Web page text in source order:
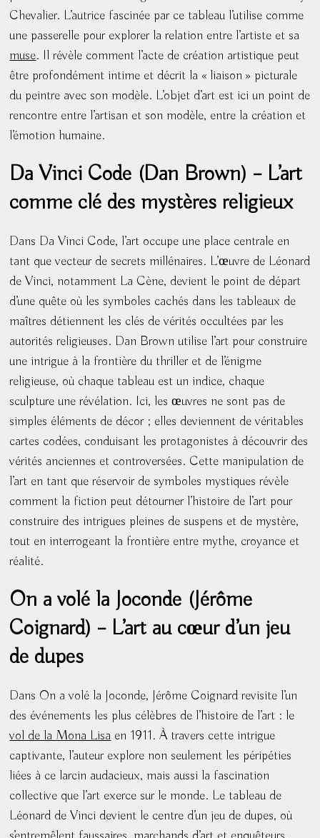
Chevalier. L’autrice fascinée par ce tableau l’utilise comme
une passerelle pour explorer la relation entre l’artiste et sa
muse. Il révèle comment l’acte de création artistique peut
être profondément intime et décrit la « liaison » picturale
du peintre avec son modèle. L’objet d’art est ici un point de
rencontre entre l’artisan et son modèle, entre la création et
l’émotion humaine.
Da Vinci Code (Dan Brown) – L’art
comme clé des mystères religieux
Dans Da Vinci Code, l’art occupe une place centrale en
tant que vecteur de secrets millénaires. L’œuvre de Léonard
de Vinci, notamment La Cène, devient le point de départ
d’une quête où les symboles cachés dans les tableaux de
maîtres détiennent les clés de vérités occultées par les
autorités religieuses. Dan Brown utilise l’art pour construire
une intrigue à la frontière du thriller et de l’énigme
religieuse, où chaque tableau est un indice, chaque
sculpture une révélation. Ici, les œuvres ne sont pas de
simples éléments de décor ; elles deviennent de véritables
cartes codées, conduisant les protagonistes à découvrir des
vérités anciennes et controversées. Cette manipulation de
l’art en tant que réservoir de symboles mystiques révèle
comment la fiction peut détourner l’histoire de l’art pour
construire des intrigues pleines de suspens et de mystère,
tout en interrogeant la frontière entre mythe, croyance et
réalité.
On a volé la Joconde (Jérôme
Coignard) – L’art au cœur d’un jeu
de dupes
Dans On a volé la Joconde, Jérôme Coignard revisite l’un
des événements les plus célèbres de l’histoire de l’art : le
vol de la Mona Lisaen 1911. À travers cette intrigue
captivante, l’auteur explore non seulement les péripéties
liées à ce larcin audacieux, mais aussi la fascination
collective que l’art exerce sur le monde. Le tableau de
Léonard de Vinci devient le centre d’un jeu de dupes, où